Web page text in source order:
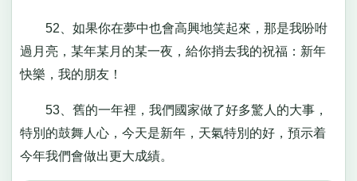
52、如果你在夢中也會高興地笑起來，那是我吩咐
過月亮，某年某月的某一夜，給你捎去我的祝福：新年
快樂，我的朋友！
53、舊的一年裡，我們國家做了好多驚人的大事，
特別的鼓舞人心，今天是新年，天氣特別的好，預示着
今年我們會做出更大成績。